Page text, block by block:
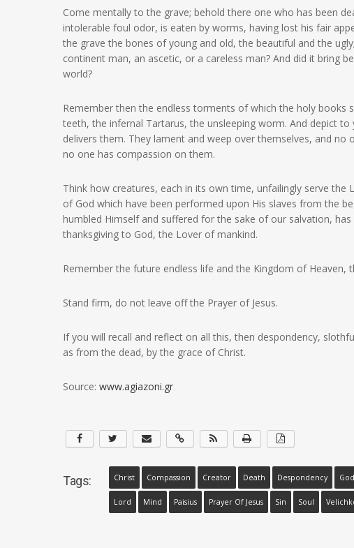
Come mentally to the grave; behold there one who has been
intolerable foul odor, is eaten by worms, having lost his fair
the grave the bones of young and old, the beautiful and the
continent man, an ascetic, or a careless man? And did it bring
world?
Remember then the endless torments of which the holy books
teeth, the infernal Tartarus, the unsleeping worm. And depict
delivers them. They lament and weep over themselves, and
no one has compassion on them.
Think how creatures, each in its own time, unfailingly serve
of God which have been performed upon His slaves from the
humbled Himself and suffered for the sake of our salvation,
thanksgiving to God, the Lover of mankind.
Remember the future endless life and the Kingdom of Heaven,
Stand firm, do not leave off the Prayer of Jesus.
If you will recall and reflect on all this, then despondency,
as from the dead, by the grace of Christ.
Source: www.agiazoni.gr
Tags: Christ Compassion Creator Death Despondency God
Lord Mind Paisius Prayer Of Jesus Sin Soul